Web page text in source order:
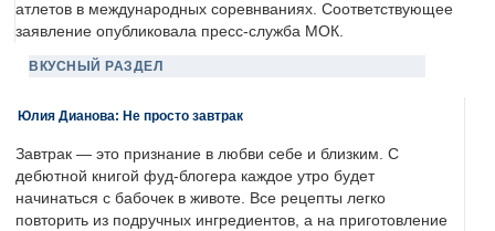
атлетов в международных соревнваниях. Соответствующее
заявление опубликовала пресс-служба МОК.
ВКУСНЫЙ РАЗДЕЛ
Юлия Дианова: Не просто завтрак
Завтрак — это признание в любви себе и близким. С
дебютной книгой фуд-блогера каждое утро будет
начинаться с бабочек в животе. Все рецепты легко
повторить из подручных ингредиентов, а на приготовление